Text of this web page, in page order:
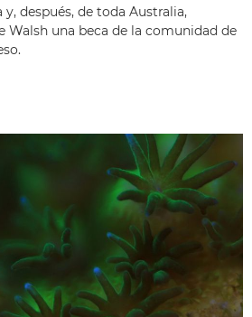
y, después, de toda Australia,
Walsh una beca de la comunidad de